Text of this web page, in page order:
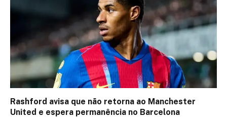
Rashford avisa que não retorna ao Manchester
United e espera permanência no Barcelona